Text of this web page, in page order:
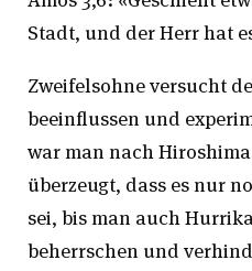
Stadt, und der Herr hat
Zweifelsohne versucht
beeinflussen und
war man nach
überzeugt, dass es nur
sei, bis man auch
beherrschen und